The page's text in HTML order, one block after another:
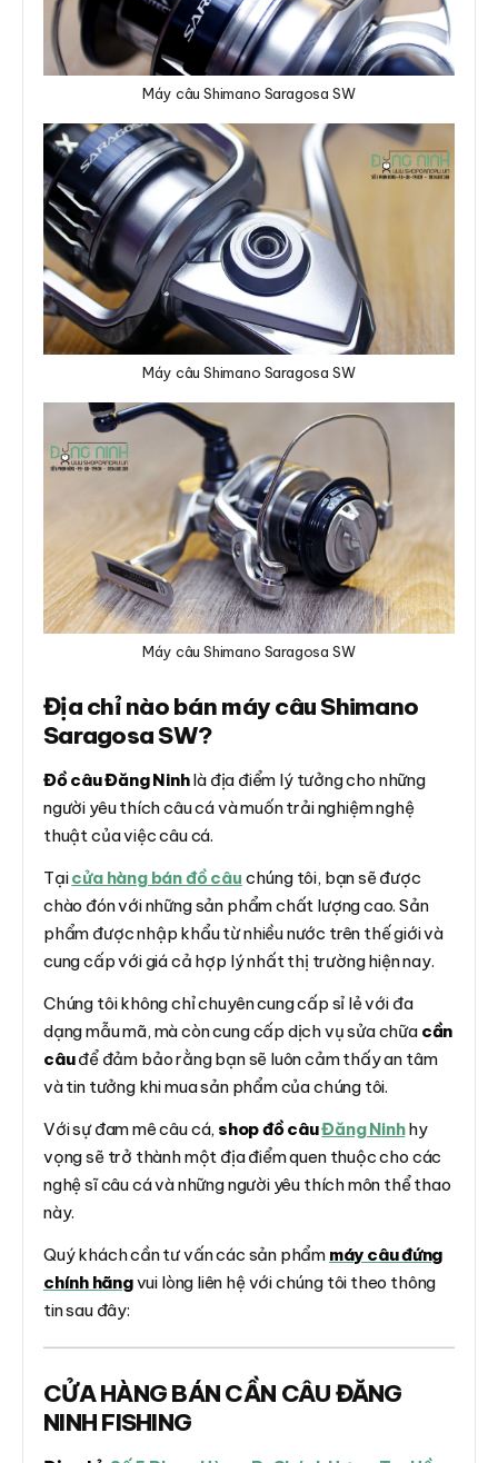
Máy câu Shimano Saragosa SW
Máy câu Shimano Saragosa SW
Máy câu Shimano Saragosa SW
Địa chỉ nào bán máy câu Shimano
Saragosa SW?
Đồ câu Đăng Ninhlà địa điểm lý tưởng cho những
người yêu thích câu cá và muốn trải nghiệm nghệ
thuật của việc câu cá.
Tạicửa hàng bán đồ câu chúng tôi, bạn sẽ được
chào đón với những sản phẩm chất lượng cao. Sản
phẩm được nhập khẩu từ nhiều nước trên thế giới và
cung cấp với giá cả hợp lý nhất thị trường hiện nay.
Chúng tôi không chỉ chuyên cung cấp sỉ lẻ với đa
dạng mẫu mã, mà còn cung cấp dịch vụ sửa chữa cần
câuđể đảm bảo rằng bạn sẽ luôn cảm thấy an tâm
và tin tưởng khi mua sản phẩm của chúng tôi.
Với sự đam mê câu cá, shop đồ câuĐăng Ninhhy
vọng sẽ trở thành một địa điểm quen thuộc cho các
nghệ sĩ câu cá và những người yêu thích môn thể thao
này.
Quý khách cần tư vấn các sản phẩm máy câu đứng
chính hãngvui lòng liên hệ với chúng tôi theo thông
tin sau đây:
CỬA HÀNG BÁN CẦN CÂU ĐĂNG
NINH FISHING